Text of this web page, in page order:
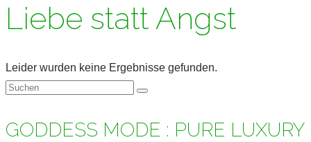
Liebe statt Angst
Leider wurden keine Ergebnisse gefunden.
Suchen
GODDESS MODE : PURE LUXURY